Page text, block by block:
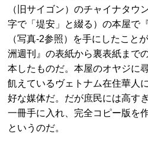
（旧サイゴン）のチャイナタウ
字で「堤安」と綴る）の本屋で
（写真-2参照）を手にしたこと
洲週刊』の表紙から裏表紙まで
本したものだ。本屋のオヤジに
飢えているヴェトナム在住華人
好な媒体だ。だが庶民には高す
一冊手に入れ、完全コピー版を
というのだ。